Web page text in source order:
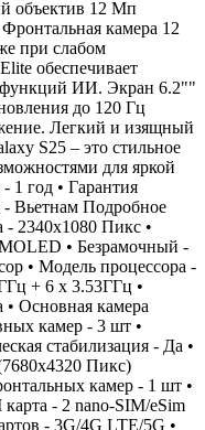
объектив 12 Мп
камера 12
при слабом
обеспечивает
функций ИИ. Экран 6.2""
до 120 Гц
Легкий и изящный
S25 – это стильное
для яркой
1 год • Гарантия
- Вьетнам Подробное
- 2340x1080 Пикс •
• Безрамочный -
• Модель процессора -
+ 6 x 3.53ГГц •
• Основная камера
камер - 3 шт •
стабилизация - Да •
Пикс)
камер - 1 шт •
- 2 nano-SIM/eSim
- 3G/4G LTE/5G •